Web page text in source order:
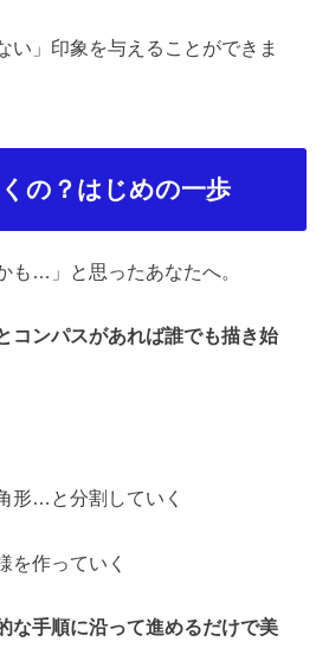
い」印象を与えることができま
の？はじめの一歩
も … 」と思ったあなたへ。
コンパスがあれば誰でも描き始
形… と分割していく
を作っていく
な手順に沿って進めるだけで美